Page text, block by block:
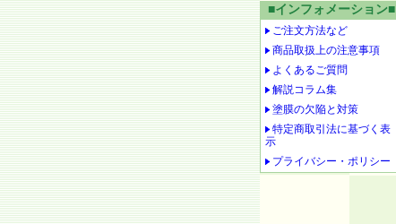
■インフォメーション■
ご注文方法など
商品取扱上の注意事項
よくあるご質問
解説コラム集
塗膜の欠陥と対策
特定商取引法に基づく表
示
プライバシー・ポリシー